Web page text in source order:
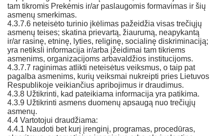
tam tikromis Prekėmis ir/ar paslaugomis formavimas ir šių
asmenų smerkimas.
4.3.7.6 neteisėto turinio įkėlimas pažeidžia visas trečiųjų
asmenų teises; skatina prievartą, žiaurumą, neapykantą
ir/ar rasinę, etninę, lyties, religinę, socialinę diskriminaciją;
yra netiksli informacija ir/arba įžeidimai tam tikriems
asmenims, organizacijoms arbavaldžios institucijoms.
4.3.7.7 raginimas atlikti neteisėtus veiksmus, o taip pat
pagalba asmenims, kurių veiksmai nukreipti pries Lietuvos
Respublikoje veikiančius apribojimus ir draudimus.
4.3.8 Užtikrinti, kad pateikiama informacija yra patikima.
4.3.9 Užtikrinti asmens duomenų apsaugą nuo trečiųjų
asmenų.
4.4 Vartotojui draudžiama:
4.4.1 Naudoti bet kurį įrenginį, programas, procedūras,